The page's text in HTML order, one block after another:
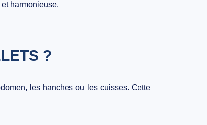
et harmonieuse.
?
les hanches ou les cuisses. Cette